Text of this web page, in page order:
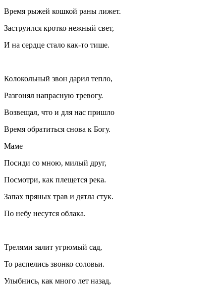
Время рыжей кошкой раны лижет.
Заструился кротко нежный свет,
И на сердце стало как-то тише.
Колокольный звон дарил тепло,
Разгонял напрасную тревогу.
Возвещал, что и для нас пришло
Время обратиться снова к Богу.
Маме
Посиди со мною, милый друг,
Посмотри, как плещется река.
Запах пряных трав и дятла стук.
По небу несутся облака.
Трелями залит угрюмый сад,
То распелись звонко соловьи.
Улыбнись, как много лет назад,